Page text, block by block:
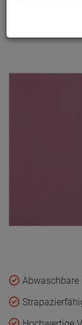
Abwaschbare